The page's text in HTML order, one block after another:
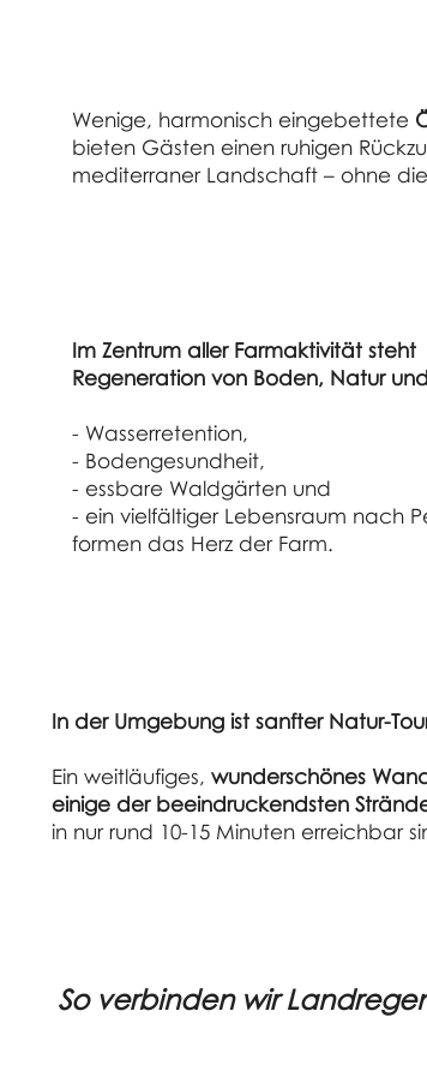
Wenige, harmonisch eingebettete
bieten Gästen einen ruhigen
mediterraner Landschaft – ohne
Im Zentrum aller Farmaktivität steht
Regeneration von Boden, Natur
- Wasserretention,
- Bodengesundheit,
- essbare Waldgärten und
- ein vielfältiger Lebensraum nach
formen das Herz der Farm.​
In der Umgebung ist sanfter Natur-
Ein weitläufiges, wunderschönes
einige der beeindruckendsten
in nur rund 10-15 Minuten erreichbar
So verbinden wir